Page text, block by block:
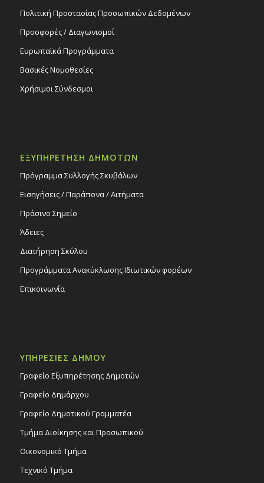
Πολιτική Προστασίας Προσωπικών Δεδομένων
Προσφορές / Διαγωνισμοί
Ευρωπαϊκά Προγράμματα
Βασικές Νομοθεσίες
Χρήσιμοι Σύνδεσμοι
ΕΞΥΠΗΡΕΤΗΣΗ ΔΗΜΟΤΩΝ
Πρόγραμμα Συλλογής Σκυβάλων
Εισηγήσεις / Παράπονα / Αιτήματα
Πράσινο Σημείο
Άδειες
Διατήρηση Σκύλου
Προγράμματα Ανακύκλωσης Ιδιωτικών φορέων
Επικοινωνία
ΥΠΗΡΕΣΙΕΣ ΔΗΜΟΥ
Γραφείο Εξυπηρέτησης Δημοτών
Γραφείο Δημάρχου
Γραφείο Δημοτικού Γραμματέα
Τμήμα Διοίκησης και Προσωπικού
Οικονομικό Τμήμα
Τεχνικό Τμήμα